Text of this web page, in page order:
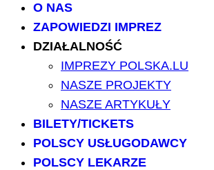
O NAS
ZAPOWIEDZI IMPREZ
DZIAŁALNOŚĆ
IMPREZY POLSKA.LU
NASZE PROJEKTY
NASZE ARTYKUŁY
BILETY/TICKETS
POLSCY USŁUGODAWCY
POLSCY LEKARZE